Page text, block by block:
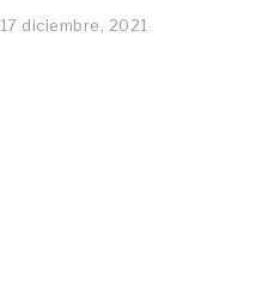
17 diciembre, 2021